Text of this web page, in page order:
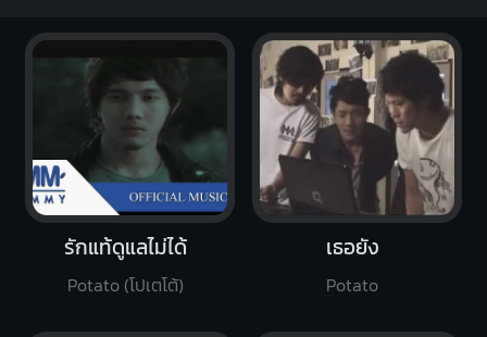
รักแท้ดูแลไม่ได้
Potato (โปเตโต้)
เธอยัง
Potato